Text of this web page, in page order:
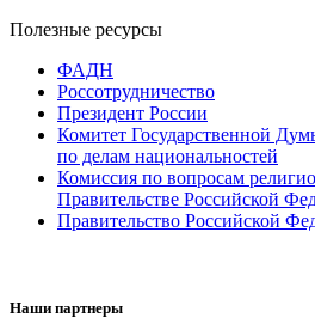
Полезные ресурсы
ФАДН
Россотрудничество
Президент России
Комитет Государственной
по делам национальностей
Комиссия по вопросам
Правительстве Российской
Правительство Российской
Наши партнеры